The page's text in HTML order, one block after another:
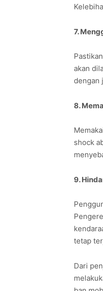
7.
akan
dengan
8.
shock
9.
tetap
Dari